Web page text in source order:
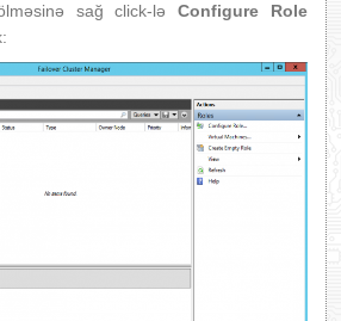
sağ click-ləConfigure Role